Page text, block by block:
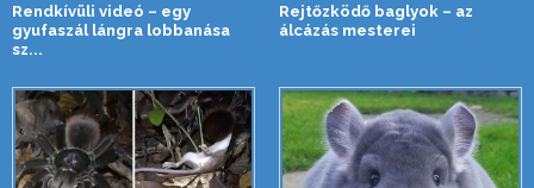
Rendkívüli videó – egy
gyufaszál lángra lobbanása
sz...
Rejtőzködő baglyok – az
álcázás mesterei